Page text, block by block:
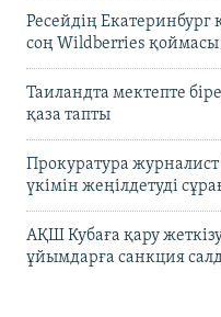
Ресейдің
соң Wildberries қоймасы
Таиландта мектепте
қаза тапты
Прокуратура
үкімін жеңілдетуді
АҚШ Кубаға қару
ұйымдарға санкция